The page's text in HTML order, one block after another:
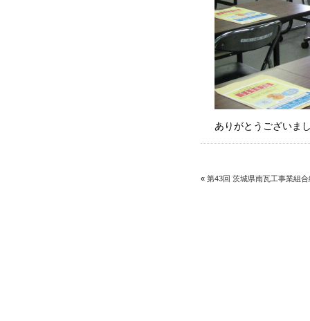
ありがとうございま
« 第43回 茨城県南瓦工事業組